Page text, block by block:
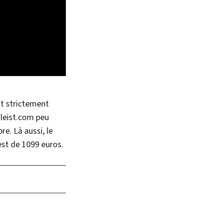
strictement
peu
Là aussi, le
de 1099 euros.